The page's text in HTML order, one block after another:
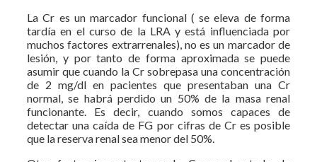
La Cr es un marcador funcional ( se eleva de forma
tardía en el curso de la LRA y está influenciada por
muchos factores extrarrenales), no es un marcador de
lesión, y por tanto de forma aproximada se puede
asumir que cuando la Cr sobrepasa una concentración
de 2 mg/dl en pacientes que presentaban una Cr
normal, se habrá perdido un 50% de la masa renal
funcionante. Es decir, cuando somos capaces de
detectar una caída de FG por cifras de Cr es posible
que la reserva renal sea menor del 50%.